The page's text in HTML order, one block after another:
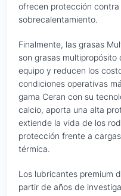
ofrecen protección contra
sobrecalentamiento.
Finalmente, las grasas
son grasas
equipo y reducen los
condiciones operativas
gama Ceran con su
calcio, aporta una alta
extiende la vida de los
protección frente a
térmica.
Los lubricantes premium
partir de años de